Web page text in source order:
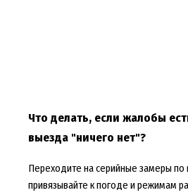
Что делать, если жалобы
выезда "ничего нет"?
Переходите на серийные замеры по
привязывайте к погоде и режимам